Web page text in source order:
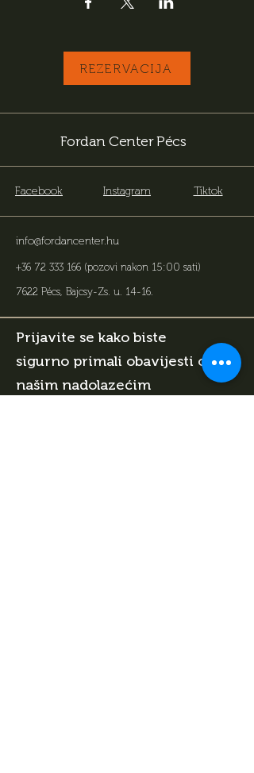
REZERVACIJA
Fordan Center Pécs
Facebook Instagram Tiktok
info@fordancenter.hu
+36 72 333 166 (pozovi nakon 15:00 sati)
7622 Pécs, Bajcsy-Zs. u. 14-16.
Prijavite se kako biste
sigurno primali obavijesti o
našim nadolazećim